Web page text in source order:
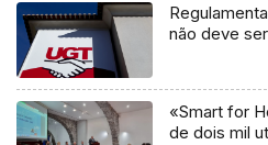
não deve
«Smart for
de dois mil